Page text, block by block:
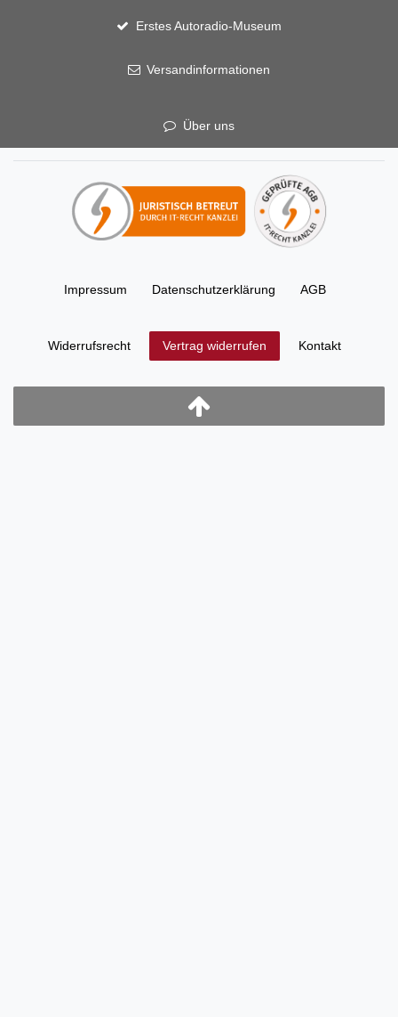
Erstes Autoradio-Museum
Versandinformationen
Über uns
Impressum Daten­schutz­erklärung AGB
Widerrufs­recht Vertrag widerrufen Kontakt